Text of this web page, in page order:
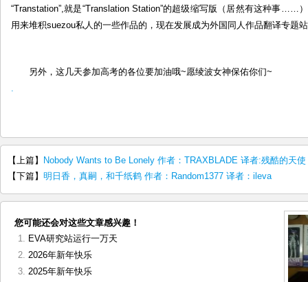
“Transtation”,就是“Translation Station”的超级缩写版（居然有这种事……
用来堆积suezou私人的一些作品的，现在发展成为外国同人作品翻译专题
另外，这几天参加高考的各位要加油哦~愿绫波女神保佑你们~
.
【上篇】
Nobody Wants to Be Lonely 作者：TRAXBLADE 译者:残酷的天使
【下篇】 明日香，真嗣，和千纸鹤 作者：Random1377 译者：ileva
您可能还会对这些文章感兴趣！
EVA研究站运行一万天
2026年新年快乐
2025年新年快乐